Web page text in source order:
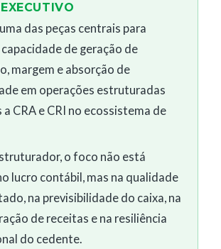
das peças centrais para
de geração de
margem e absorção de
em operações estruturadas
CRA e CRI no ecossistema de
o foco não está
lucro contábil, mas na qualidade
na previsibilidade do caixa, na
de receitas e na resiliência
do cedente.